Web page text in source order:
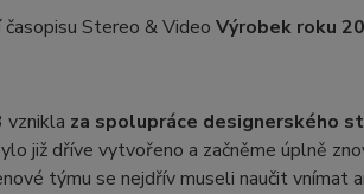
časopisu Stereo & Video Výrobek roku
vznikla za spolupráce designerského
již dříve vytvořeno a začněme úplně
týmu se nejdřív museli naučit vnímat